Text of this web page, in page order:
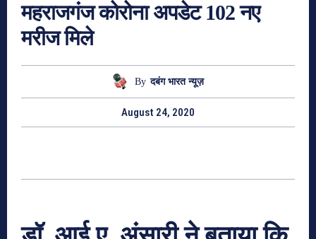
महराजगंज कोरोना अपडेट 102 नए
मरीज मिले
By दबंग भारत न्यूज़
August 24, 2020